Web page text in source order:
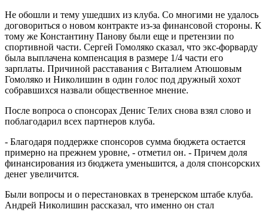
Не обошли и тему ушедших из клуба. Со многими не удалось
договориться о новом контракте из-за финансовой стороны. К
тому же Константину Панову были еще и претензии по
спортивной части. Сергей Гомоляко сказал, что экс-форварду
была выплачена компенсация в размере 1/4 части его
зарплаты. Причиной расставания с Виталием Атюшовым
Гомоляко и Николишин в один голос под дружный хохот
собравшихся назвали общественное мнение.
После вопроса о спонсорах Денис Телих снова взял слово и
поблагодарил всех партнеров клуба.
- Благодаря поддержке спонсоров сумма бюджета остается
примерно на прежнем уровне, - отметил он. - Причем доля
финансирования из бюджета уменьшится, а доля спонсорских
денег увеличится.
Были вопросы и о перестановках в тренерском штабе клуба.
Андрей Николишин рассказал, что именно он стал